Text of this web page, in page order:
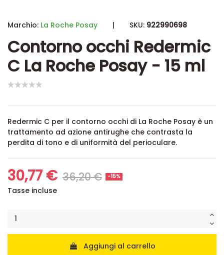
Marchio: La Roche Posay | SKU: 922990698
Contorno occhi Redermic
C La Roche Posay - 15 ml
Redermic C per il contorno occhi di La Roche Posay è un
trattamento ad azione antirughe che contrasta la
perdita di tono e di uniformità del perioculare.
30,77 € 36,20 € -15%
Tasse incluse
Aggiungi al carrello